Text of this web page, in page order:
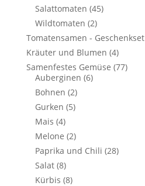
Salattomaten (45)
Wildtomaten (2)
Tomatensamen - Geschenkset
Kräuter und Blumen (4)
Samenfestes Gemüse (77)
Auberginen (6)
Bohnen (2)
Gurken (5)
Mais (4)
Melone (2)
Paprika und Chili (28)
Salat (8)
Kürbis (8)